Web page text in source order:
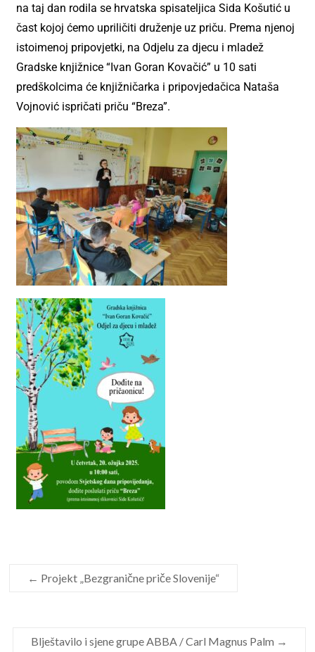
na taj dan rodila se hrvatska spisateljica Sida Košutić u
čast kojoj ćemo upriličiti druženje uz priču. Prema njenoj
istoimenoj pripovjetki, na Odjelu za djecu i mladež
Gradske knjižnice “Ivan Goran Kovačić” u 10 sati
predškolcima će knjižničarka i pripovjedačica Nataša
Vojnović ispričati priču “Breza”.
← Projekt „Bezgranične priče Slovenije“
Blještavilo i sjene grupe ABBA / Carl Magnus Palm →